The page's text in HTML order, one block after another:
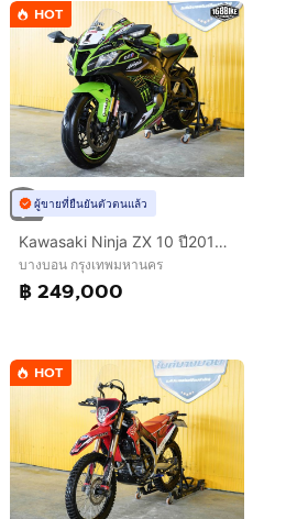
HOT
ผู้ขายที่ยืนยันตัวตนแล้ว
Kawasaki Ninja ZX 10 ปี2016 ฟรีดาวน์ ออกรถใช้เงิน 0 บาท
บางบอน กรุงเทพมหานคร
฿ 249,000
HOT